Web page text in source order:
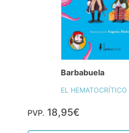
Barbabuela
EL HEMATOCRÍTICO
PVP. 18,95€